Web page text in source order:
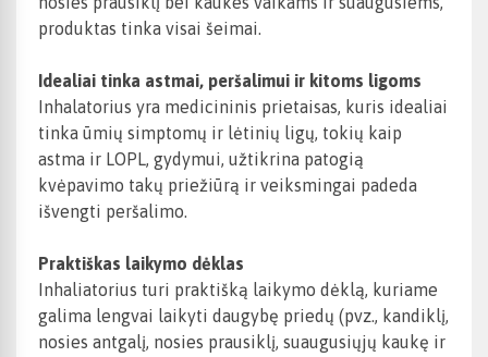
produktas tinka visai šeimai.
Idealiai tinka astmai, peršalimui ir kitoms ligoms
Inhalatorius yra medicininis prietaisas, kuris idealiai
tinka ūmių simptomų ir lėtinių ligų, tokių kaip
astma ir LOPL, gydymui, užtikrina patogią
kvėpavimo takų priežiūrą ir veiksmingai padeda
išvengti peršalimo.
Praktiškas laikymo dėklas
Inhaliatorius turi praktišką laikymo dėklą, kuriame
galima lengvai laikyti daugybę priedų (pvz., kandiklį,
nosies antgalį, nosies prausiklį, suaugusiųjų kaukę ir